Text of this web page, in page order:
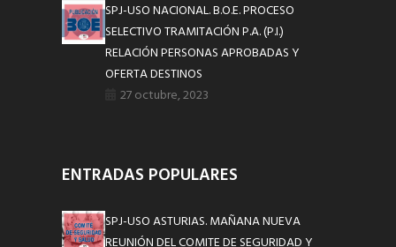
SPJ-USO NACIONAL. B.O.E. PROCESO
SELECTIVO TRAMITACIÓN P.A. (P.I.)
RELACIÓN PERSONAS APROBADAS Y
OFERTA DESTINOS
27 octubre, 2023
ENTRADAS POPULARES
SPJ-USO ASTURIAS. MAÑANA NUEVA